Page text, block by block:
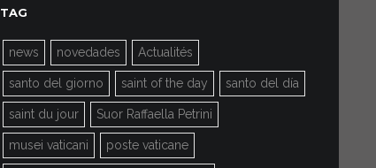
TAG
news novedades Actualités
santo del giorno saint of the day santo del día
saint du jour Suor Raffaella Petrini
musei vaticani poste vaticane